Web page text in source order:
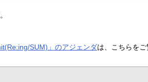
SUM)」のアジェンダは、こちらをご